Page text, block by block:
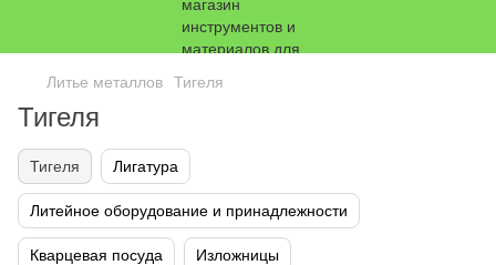
Литье металлов Тигеля
Тигеля
Тигеля Лигатура
Литейное оборудование и принадлежности
Кварцевая посуда Изложницы